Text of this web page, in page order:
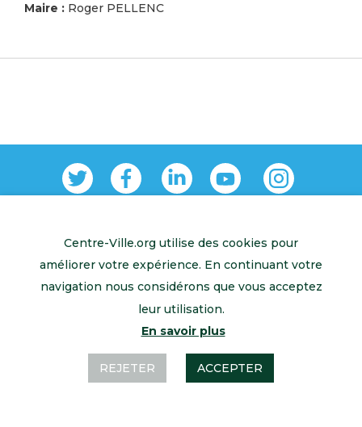
Maire : Roger PELLENC
Retour à l’accueil Mentions légales Contactez-nous
Centre-Ville.org utilise des cookies pour
améliorer votre expérience. En continuant votre
navigation nous considérons que vous acceptez
leur utilisation.
En savoir plus
REJETER ACCEPTER